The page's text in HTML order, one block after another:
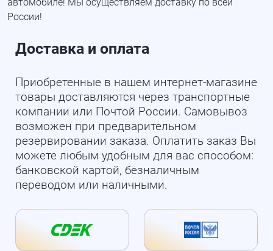
автомобиле! Мы осуществляем доставку по всей
России!
Доставка и оплата
Приобретенные в нашем интернет-магазине
товары доставляются через транспортные
компании или Почтой России. Самовывоз
возможен при предварительном
резервировании заказа. Оплатить заказ Вы
можете любым удобным для вас способом:
банковской картой, безналичным
переводом или наличными.